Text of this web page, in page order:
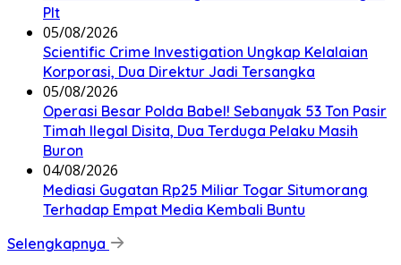
Plt
05/08/2026
Scientific Crime Investigation Ungkap Kelalaian
Korporasi, Dua Direktur Jadi Tersangka
05/08/2026
Operasi Besar Polda Babel! Sebanyak 53 Ton Pasir
Timah Ilegal Disita, Dua Terduga Pelaku Masih
Buron
04/08/2026
Mediasi Gugatan Rp25 Miliar Togar Situmorang
Terhadap Empat Media Kembali Buntu
Selengkapnya